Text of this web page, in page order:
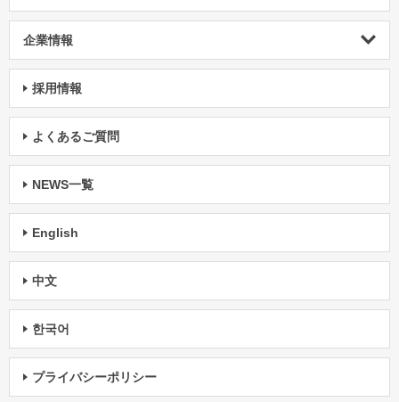
企業情報
採用情報
よくあるご質問
NEWS一覧
English
中文
한국어
プライバシーポリシー